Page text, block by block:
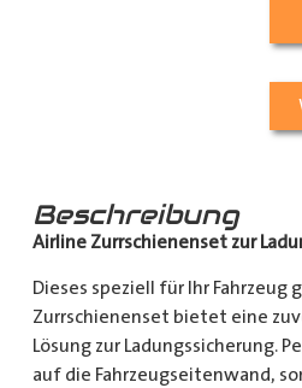
Beschreibung
Airline Zurrschienenset zur
Dieses speziell für Ihr
Zurrschienenset bietet eine
Lösung zur Ladungssicherung.
auf die Fahrzeugseitenwand,